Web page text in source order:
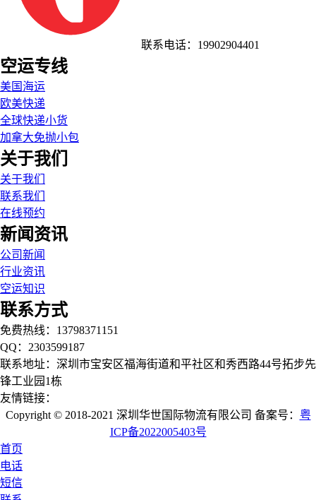
联系电话：19902904401
空运专线
美国海运
欧美快递
全球快递小货
加拿大免抛小包
关于我们
关于我们
联系我们
在线预约
新闻资讯
公司新闻
行业资讯
空运知识
联系方式
免费热线：13798371151
QQ：2303599187
联系地址：深圳市宝安区福海街道和平社区和秀西路44号拓步先
锋工业园1栋
友情链接：
Copyright © 2018-2021 深圳华世国际物流有限公司 备案号： 粤
ICP备2022005403号
首页
电话
短信